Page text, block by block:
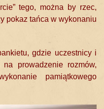
tego, można by rzec,
pokaz tańca w wykonaniu
gdzie uczestnicy i
prowadzenie rozmów,
pamiątkowego